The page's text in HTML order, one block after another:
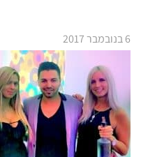
6 בנובמבר 2017